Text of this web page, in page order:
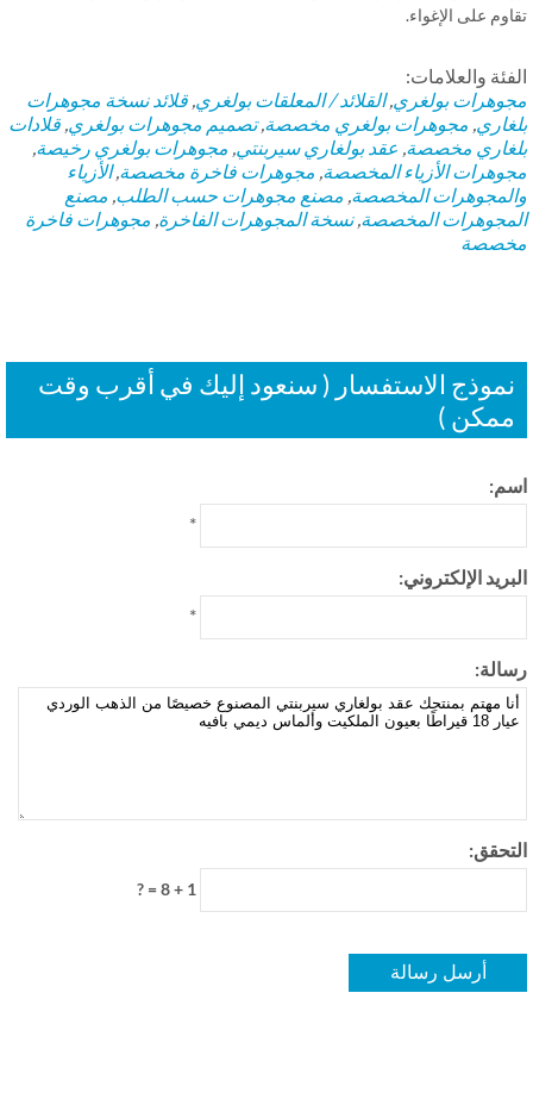
على الإغواء.
والعلامات:
بولغري ,القلائد / المعلقات بولغري ,قلائدنسخة مجوهرات
,مجوهرات بولغري مخصصة,تصميم مجوهرات بولغري ,قلادات
مخصصة,عقد بولغاري سيربنتي,مجوهرات بولغري رخيصة,
الأزياء المخصصة,مجوهرات فاخرة مخصصة,الأزياء
المخصصة,مصنع مجوهرات حسب الطلب,مصنع
المخصصة,نسخة المجوهرات الفاخرة, مجوهرات فاخرة
الاستفسار ( سنعود إليك في أقرب وقت
)
الإلكتروني: